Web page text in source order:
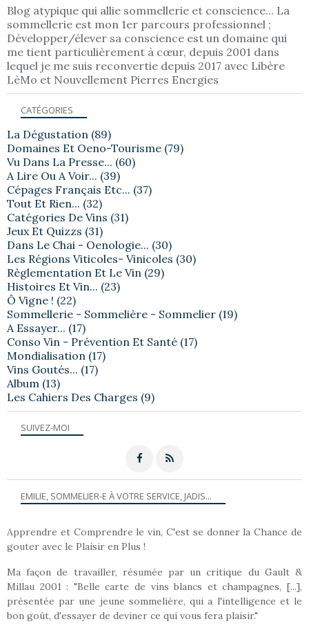
SUIVEZ-MOI
Blog atypique qui allie sommellerie et conscience... La
sommellerie est mon 1er parcours professionnel ;
Développer/élever sa conscience est un domaine qui
me tient particulièrement à cœur, depuis 2001 dans
lequel je me suis reconvertie depuis 2017 avec Libère
LèMo et Nouvellement Pierres Energies
CATÉGORIES
La Dégustation (89)
Domaines Et Oeno-Tourisme (79)
Vu Dans La Presse... (60)
A Lire Ou A Voir... (39)
Cépages Français Etc... (37)
Tout Et Rien... (32)
Catégories De Vins (31)
Jeux Et Quizzs (31)
Dans Le Chai - Oenologie... (30)
Les Régions Viticoles- Vinicoles (30)
Règlementation Et Le Vin (29)
Histoires Et Vin... (23)
Ô Vigne ! (22)
Sommellerie - Sommelière - Sommelier (19)
A Essayer... (17)
Conso Vin - Prévention Et Santé (17)
Mondialisation (17)
Vins Goutés... (17)
Album (13)
Les Cahiers Des Charges (9)
EMILIE, SOMMELIER-E À VOTRE SERVICE, JADIS...
Apprendre et Comprendre le vin, C'est se donner la Chance de
gouter avec le Plaisir en Plus !
Ma façon de travailler, résumée par un critique du Gault &
Millau 2001 : "Belle carte de vins blancs et champagnes, [...],
présentée par une jeune sommelière, qui a l'intelligence et le
bon goût, d'essayer de deviner ce qui vous fera plaisir."